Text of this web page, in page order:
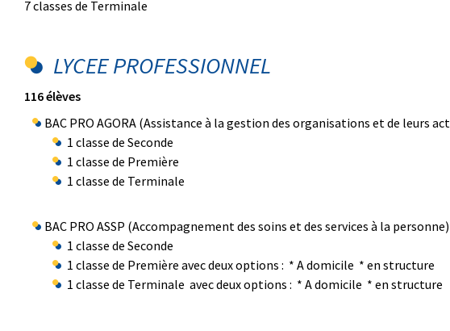
7 classes de Terminale
LYCEE PROFESSIONNEL
116 élèves
BAC PRO AGORA (Assistance à la gestion des organisations et de leurs
1 classe de Seconde
1 classe de Première
1 classe de Terminale
BAC PRO ASSP (Accompagnement des soins et des services à la
1 classe de Seconde
1 classe de Première avec deux options : * A domicile * en structure
1 classe de Terminale avec deux options : * A domicile * en